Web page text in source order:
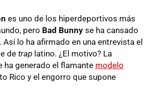
es uno de los hiperdeportivos más
pero Bad Bunny se ha cansado
lo ha afirmado en una entrevista el
de trap latino. ¿El motivo? La
ha generado el flamante modelo
Rico y el engorro que supone